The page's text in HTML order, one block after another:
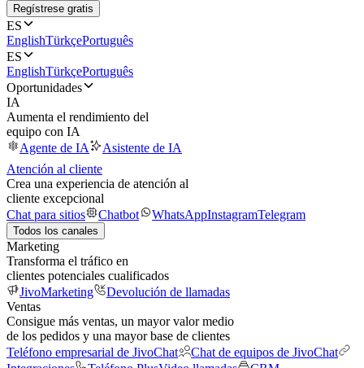
Regístrese gratis
ES
EnglishTürkçePortuguês
ES
EnglishTürkçePortuguês
Oportunidades
IA
Aumenta el rendimiento del
equipo con IA
Agente de IA
Asistente de IA
Atención al cliente
Crea una experiencia de atención al
cliente excepcional
Chat para sitios
Chatbot WhatsAppInstagramTelegram
Todos los canales
Marketing
Transforma el tráfico en
clientes potenciales cualificados
JivoMarketing
Devolución de llamadas
Ventas
Consigue más ventas, un mayor valor medio
de los pedidos y una mayor base de clientes
Teléfono empresarial de JivoChat
Chat de equipos de JivoChat